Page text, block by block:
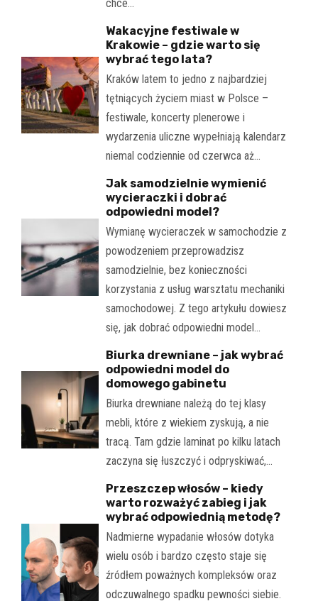
chce…
Wakacyjne festiwale w
Krakowie – gdzie warto się
wybrać tego lata?
Kraków latem to jedno z najbardziej
tętniących życiem miast w Polsce –
festiwale, koncerty plenerowe i
wydarzenia uliczne wypełniają kalendarz
niemal codziennie od czerwca aż…
Jak samodzielnie wymienić
wycieraczki i dobrać
odpowiedni model?
Wymianę wycieraczek w samochodzie z
powodzeniem przeprowadzisz
samodzielnie, bez konieczności
korzystania z usług warsztatu mechaniki
samochodowej. Z tego artykułu dowiesz
się, jak dobrać odpowiedni model…
Biurka drewniane – jak wybrać
odpowiedni model do
domowego gabinetu
Biurka drewniane należą do tej klasy
mebli, które z wiekiem zyskują, a nie
tracą. Tam gdzie laminat po kilku latach
zaczyna się łuszczyć i odpryskiwać,…
Przeszczep włosów – kiedy
warto rozważyć zabieg i jak
wybrać odpowiednią metodę?
Nadmierne wypadanie włosów dotyka
wielu osób i bardzo często staje się
źródłem poważnych kompleksów oraz
odczuwalnego spadku pewności siebie.